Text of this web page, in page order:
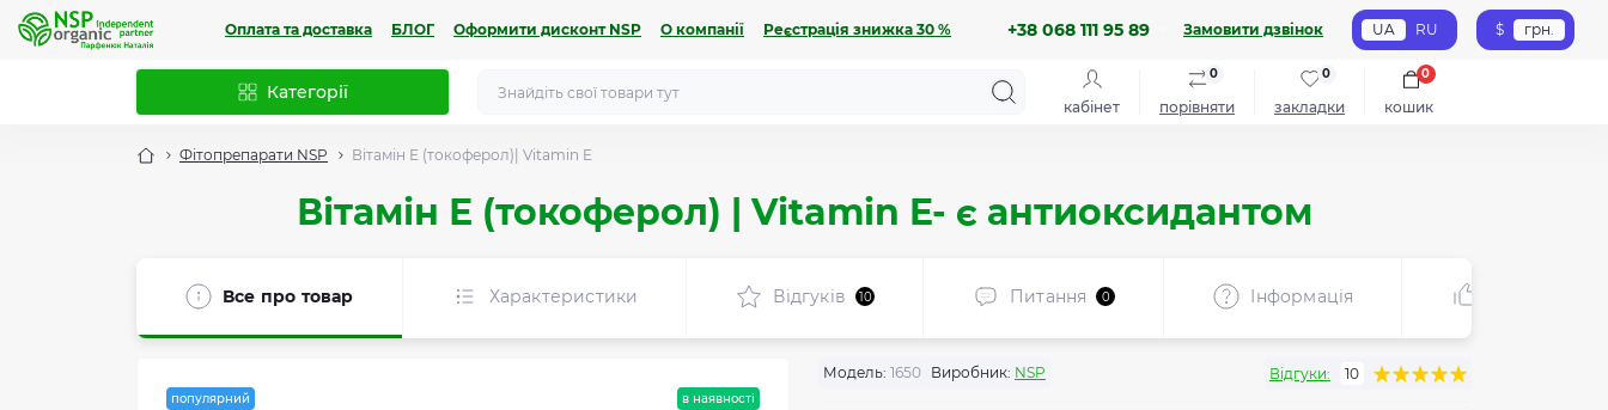
Оплата та доставка БЛОГ Оформити дисконт NSP О компанії Реєстрація знижка 30 % +38 068 111 95 89 Замовити дзвінок UA RU $ грн.
Категорії
кабінет порівняти
0
закладки
0
кошик
0
Фітопрепарати NSP Вітамін Е (токоферол)| Vitamin E
Вітамін Е (токоферол) | Vitamin E- є антиоксидантом
Все про товар Характеристики Відгуків 10 Питання 0 Інформація
популярний в наявності
Модель: 1650 Виробник: NSP Відгуки: 10